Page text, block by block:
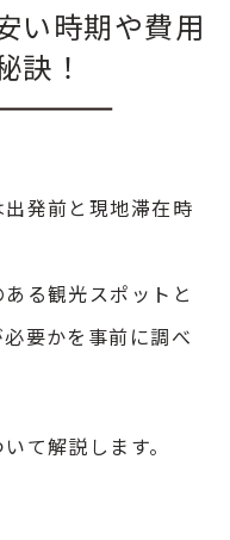
い時期や費用
訣！
発前と現地滞在時
る観光スポットと
要かを事前に調べ
て解説します。